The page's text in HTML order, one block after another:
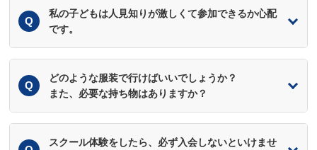
私の子どもは人見知りが激しくて参加できるか心配
です。
どのような服装で行けばいいでしょうか？
また、必要な持ち物はありますか？
スクール体験をしたら、必ず入会しないといけませ